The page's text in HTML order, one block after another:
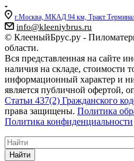
г.Москва, МКАД 94 км, Тракт
info@kleeniybrus.ru
© КлееныйБрус.ру -
области.
Вся представленная на сайте
наличия на складе, стоимости
информационный характер и
является публичной офертой,
Статьи 437(2) Гражданского
права защищены. Политика
Политика конфиденциальности
Найти